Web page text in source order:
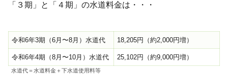
「３期」と「４期」の水道料金は・・・
令和6年3期（6月〜8月）水道代 18,205円（約2,000円増）
令和6年4期（8月〜10月）水道代 25,102円（約9,000円増）
水道代＝水道料金＋下水道使用料等